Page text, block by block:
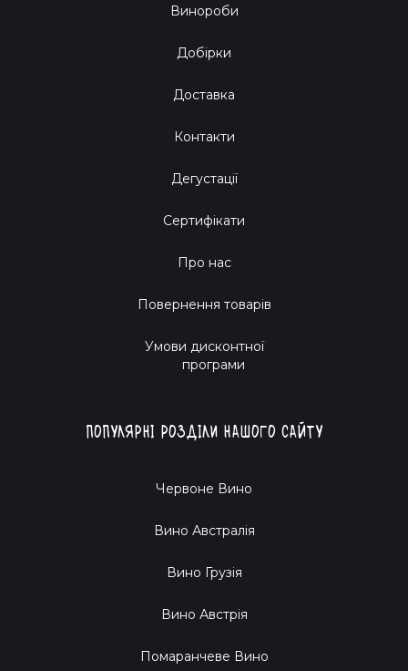
Винороби
Добірки
Доставка
Контакти
Дегустації
Сертифікати
Про нас
Повернення товарів
Умови дисконтної
програми
Популярні розділи нашого сайту
Червоне Вино
Вино Австралія
Вино Грузія
Вино Австрія
Помаранчеве Вино